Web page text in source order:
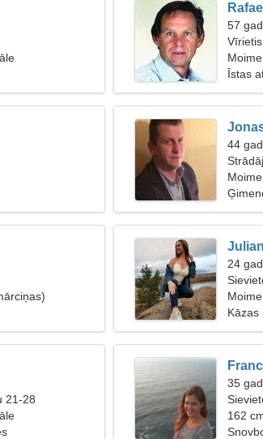
Rafael
57
52
Īstas
44
24
Kāzas
21-28
35
162